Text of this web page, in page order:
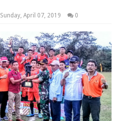
Sunday, April 07, 2019 0